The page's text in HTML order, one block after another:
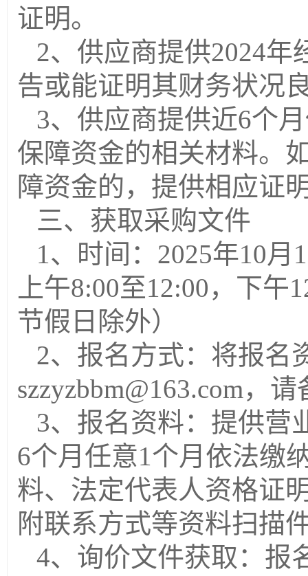
证明。
2、 供应商提供2024年
告或能证明其财务状况
3、供应商提供近6个
保障资金的相关材料。
障资金的，提供相应证
三、获取采购文件
1、时间：2025年10月
上午8:00至12:00，下午
节假日除外）
2、报名方式：将报名
szzyzbbm@163.com，
3、报名资料： 提供营
6个月任意1个月依法缴
料、法定代表人资格证
附联系方式等资料扫描
4、询价文件获取：报